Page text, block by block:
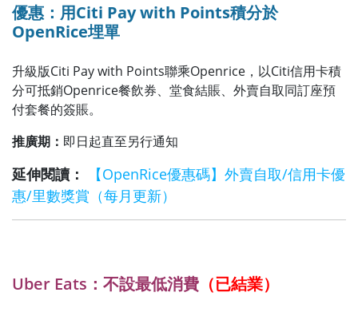
優惠：用Citi Pay with Points積分於
OpenRice埋單
升級版Citi Pay with Points聯乘Openrice，以Citi信用卡積
分可抵銷Openrice餐飲券、堂食結賬、外賣自取同訂座預
付套餐的簽賬。
推廣期： 即日起直至另行通知
延伸閱讀：
【OpenRice優惠碼】外賣自取/信用卡優
惠/里數獎賞（每月更新）
Uber Eats：不設最低消費 （已結業）